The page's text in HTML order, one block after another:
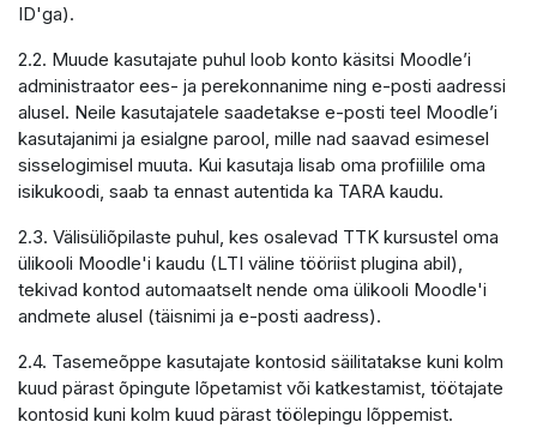
ID'ga).
2.2. Muude kasutajate puhul loob konto käsitsi Moodle’i
administraator ees- ja perekonnanime ning e-posti aadressi
alusel. Neile kasutajatele saadetakse e-posti teel Moodle’i
kasutajanimi ja esialgne parool, mille nad saavad esimesel
sisselogimisel muuta. Kui kasutaja lisab oma profiilile oma
isikukoodi, saab ta ennast autentida ka TARA kaudu.
2.3. Välisüliõpilaste puhul, kes osalevad TTK kursustel oma
ülikooli Moodle'i kaudu (LTI väline tööriist plugina abil),
tekivad kontod automaatselt nende oma ülikooli Moodle'i
andmete alusel (täisnimi ja e-posti aadress).
2.4. Tasemeõppe kasutajate kontosid säilitatakse kuni kolm
kuud pärast õpingute lõpetamist või katkestamist, töötajate
kontosid kuni kolm kuud pärast töölepingu lõppemist.